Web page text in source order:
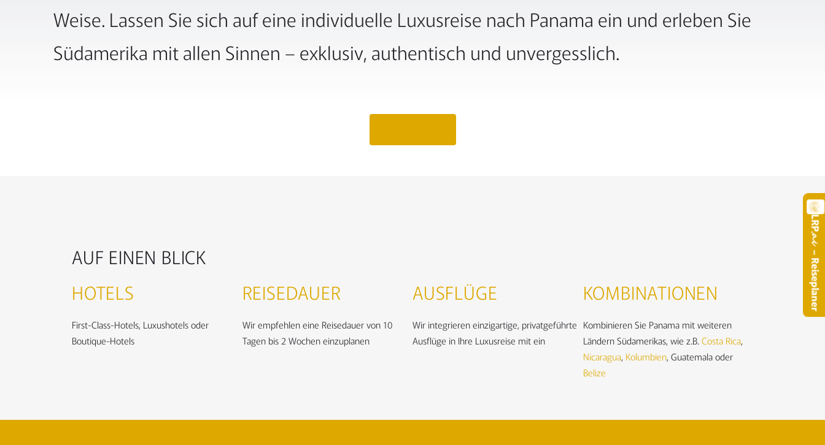
LRP
– Reiseplaner
Weise. Lassen Sie sich auf eine individuelle Luxusreise nach Panama ein und erleben Sie
Südamerika mit allen Sinnen – exklusiv, authentisch und unvergesslich.
AUF EINEN BLICK
HOTELS
First-Class-Hotels, Luxushotels oder
Boutique-Hotels
REISEDAUER
Wir empfehlen eine Reisedauer von 10
Tagen bis 2 Wochen einzuplanen
AUSFLÜGE
Wir integrieren einzigartige, privatgeführte
Ausflüge in Ihre Luxusreise mit ein
KOMBINATIONEN
Kombinieren Sie Panama mit weiteren
Ländern Südamerikas, wie z.B. Costa Rica,
Nicaragua, Kolumbien, Guatemala oder
Belize